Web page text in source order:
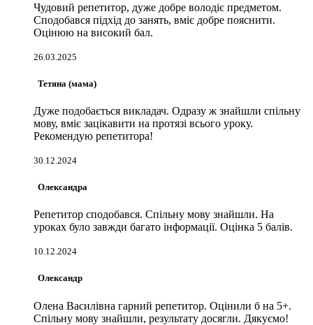
Чудовий репетитор, дуже добре володіє предметом.
Сподобався підхід до занять, вміє добре пояснити.
Оцінюю на високий бал.
26.03.2025
Тетяна (мама)
Дуже подобається викладач. Одразу ж знайшли спільну
мову, вміє зацікавити на протязі всього уроку.
Рекомендую репетитора!
30.12.2024
Олександра
Репетитор сподобався. Спільну мову знайшли. На
уроках було завжди багато інформації. Оцінка 5 балів.
10.12.2024
Олександр
Олена Василівна гарний репетитор. Оцінили б на 5+.
Спільну мову знайшли, результату досягли. Дякуємо!